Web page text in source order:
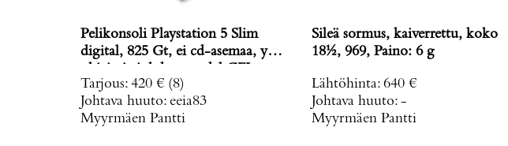
Pelikonsoli Playstation 5 Slim
digital, 825 Gt, ei cd-asemaa, yksi
2016,
Tarjous: 420 € (8)
Johtava huuto: eeia83
Myyrmäen Pantti
Sileä sormus, kaiverrettu, koko
18½, 969, Paino: 6 g
Lähtöhinta: 640 €
Johtava huuto: -
Myyrmäen Pantti